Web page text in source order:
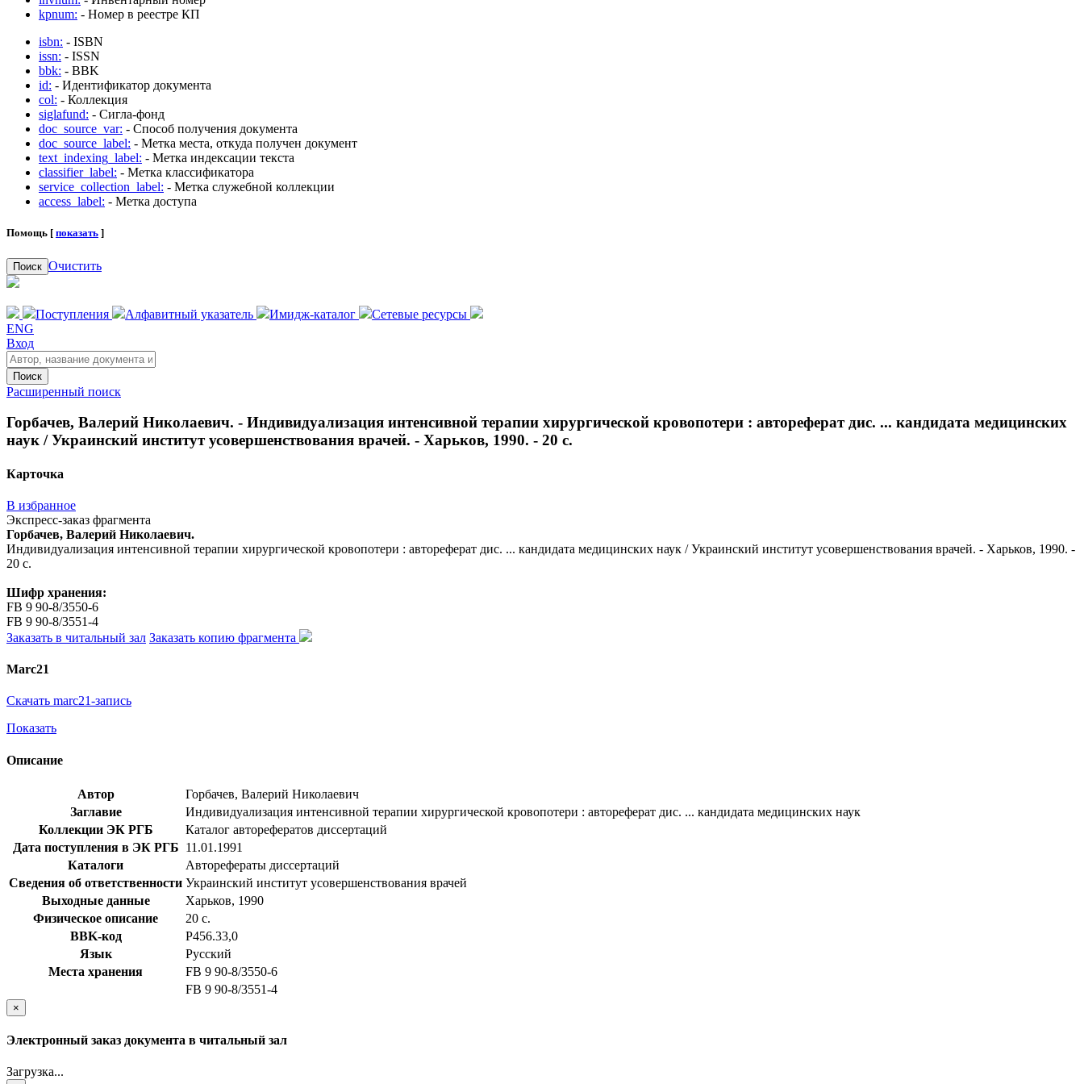
kpnum: - Номер в реестре КП
isbn: - ISBN
issn: - ISSN
bbk: - BBK
id: - Идентификатор документа
col: - Коллекция
siglafund: - Сигла-фонд
doc_source_var: - Способ получения документа
doc_source_label: - Метка места, откуда получен документ
text_indexing_label: - Метка индексации текста
classifier_label: - Метка классификатора
service_collection_label: - Метка служебной коллекции
access_label: - Метка доступа
Помощь [ показать ]
Поиск Очистить
Поступления Алфавитный указатель Имидж-каталог
Сетевые ресурсы
ENG
Вход
Поиск
Расширенный поиск
Горбачев, Валерий Николаевич. - Индивидуализация интенсивной терапии хирургической кровопотери : автореферат дис. ... кандидата медицинских
наук / Украинский институт усовершенствования врачей. - Харьков, 1990. - 20 с.
Карточка
В избранное
Экспресс-заказ фрагмента
Горбачев, Валерий Николаевич.
Индивидуализация интенсивной терапии хирургической кровопотери : автореферат дис. ... кандидата медицинских наук / Украинский институт усовершенствования врачей. - Харьков, 1990. -
20 с.
Шифр хранения:
FB 9 90-8/3550-6
FB 9 90-8/3551-4
Заказать в читальный зал Заказать копию фрагмента
Marc21
Скачать marc21-запись
Показать
Описание
Автор
Горбачев, Валерий Николаевич
Заглавие
Индивидуализация интенсивной терапии хирургической кровопотери : автореферат дис. ... кандидата медицинских наук
Коллекции ЭК РГБ
Каталог авторефератов диссертаций
Дата поступления в ЭК РГБ 11.01.1991
Каталоги
Авторефераты диссертаций
Сведения об ответственности Украинский институт усовершенствования врачей
Выходные данные
Харьков, 1990
Физическое описание
20 с.
BBK-код
Р456.33,0
Язык
Русский
Места хранения
FB 9 90-8/3550-6
FB 9 90-8/3551-4
×
Электронный заказ документа в читальный зал
Загрузка...